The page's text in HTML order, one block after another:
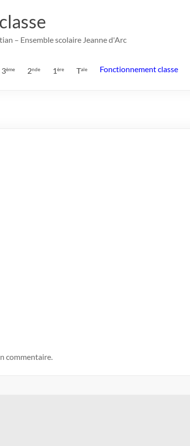
– Ensemble scolaire Jeanne d'Arc
3ème 2nde 1ère Tale Fonctionnement classe
commentaire.